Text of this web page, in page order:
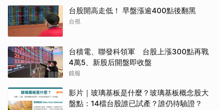
台股開高走低！ 早盤漲逾400點後翻黑
台視
台積電、聯發科領軍 台股上漲300點再戰
4萬5、新股后開盤即收盤
鏡報
影片｜玻璃基板是什麼？玻璃基板概念股大
盤點：14檔台股誰已試產？誰仍待驗證？